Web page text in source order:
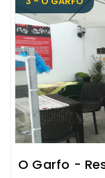
O Garfo -